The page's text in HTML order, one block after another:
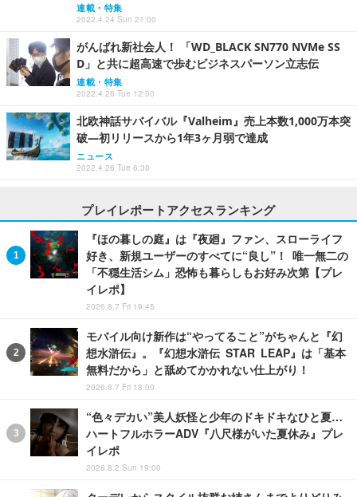
連載・特集
2022.4.24 Sun 21:00
がんばれ新社会人！ 「WD_BLACK SN770 NVMe SS
D」と共に超高速で歩むビジネスパーソン立志伝
連載・特集
2022.4.26 Tue 12:00
北欧神話サバイバル『Valheim』売上本数1,000万本突
破―初リリースから1年3ヶ月弱で達成
ニュース
2022.4.26 Tue 6:30
プレイレポートアクセスランキング
『ほの暮しの庭』は『夜廻』ファン、スローライフ
好き、新規ユーザーのすべてに“良し”！ 唯一無二の
「不穏生活シム」恐怖も暮らしもお好み次第【プレ
イレポ】
2026.8.7 Fri 19:45
モバイル向け新作は“やってること”がちゃんと『幻
想水滸伝』。『幻想水滸伝 STAR LEAP』は「基本
無料だから」と舐めてかかれない仕上がり！
2026.8.7 Fri 18:00
“色々デカい”美人妖怪と少年のドキドキなひと夏…
ハートフルホラーADV『八尺様がいた夏休み』プレ
イレポ
2026.8.2 Sun 19:00